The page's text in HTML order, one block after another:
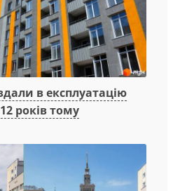
в експлуатацію
років тому